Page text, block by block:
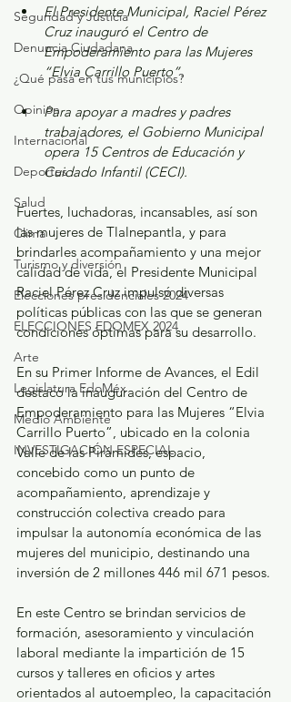
Seguridad y Justicia
Denuncia Ciudadana
¿Qué pasa en tus municipios?
Opinión
Internacional
Deportes
Salud
Clima
Turismo y diversión
Elecciones presidenciales 2024
ELECCIONES EDOMEX 2024
Arte
Legislatura EdoMéx
Medio Ambiente
INVESTIGACIÓN ESPECIAL
El Presidente Municipal, Raciel Pérez
Cruz inauguró el Centro de
Empoderamiento para las Mujeres
“Elvia Carrillo Puerto”.
Para apoyar a madres y padres
trabajadores, el Gobierno Municipal
opera 15 Centros de Educación y
Cuidado Infantil (CECI).
Fuertes, luchadoras, incansables, así son
las mujeres de Tlalnepantla, y para
brindarles acompañamiento y una mejor
calidad de vida, el Presidente Municipal
Raciel Pérez Cruz impulsó diversas
políticas públicas con las que se generan
condiciones óptimas para su desarrollo.
En su Primer Informe de Avances, el Edil
destacó la inauguración del Centro de
Empoderamiento para las Mujeres “Elvia
Carrillo Puerto”, ubicado en la colonia
Valle de las Pirámides, espacio,
concebido como un punto de
acompañamiento, aprendizaje y
construcción colectiva creado para
impulsar la autonomía económica de las
mujeres del municipio, destinando una
inversión de 2 millones 446 mil 671 pesos.
En este Centro se brindan servicios de
formación, asesoramiento y vinculación
laboral mediante la impartición de 15
cursos y talleres en oficios y artes
orientados al autoempleo, la capacitación